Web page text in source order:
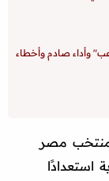
وأداء صادم وأخطاء
منتخب مصر
استعدادًا